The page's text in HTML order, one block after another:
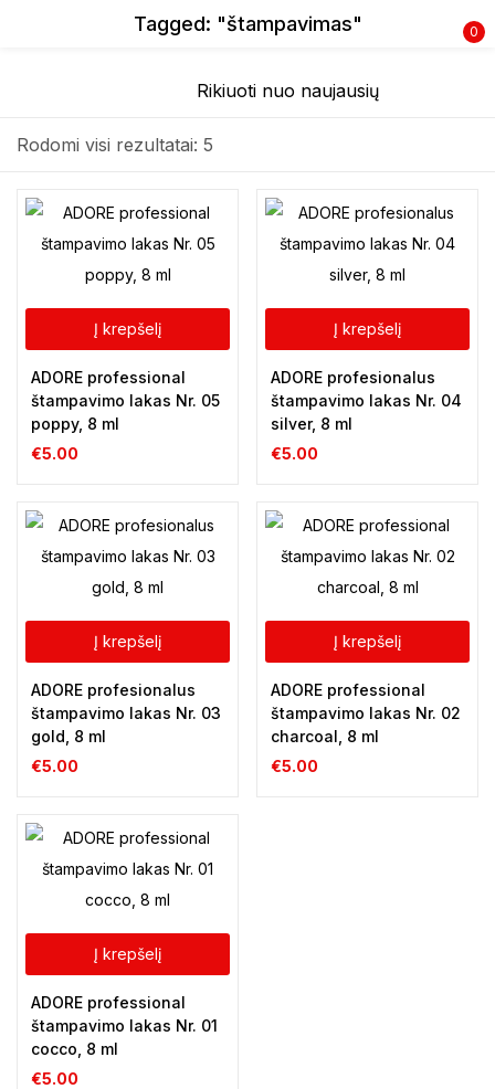
Tagged: "štampavimas" 0
Rodomi visi rezultatai: 5
Į krepšelį
ADORE professional
štampavimo lakas Nr. 05
poppy, 8 ml
€5.00
Į krepšelį
ADORE profesionalus
štampavimo lakas Nr. 04
silver, 8 ml
€5.00
Į krepšelį
ADORE profesionalus
štampavimo lakas Nr. 03
gold, 8 ml
€5.00
Į krepšelį
ADORE professional
štampavimo lakas Nr. 02
charcoal, 8 ml
€5.00
Į krepšelį
ADORE professional
štampavimo lakas Nr. 01
cocco, 8 ml
€5.00
Prisijungti
Registracija